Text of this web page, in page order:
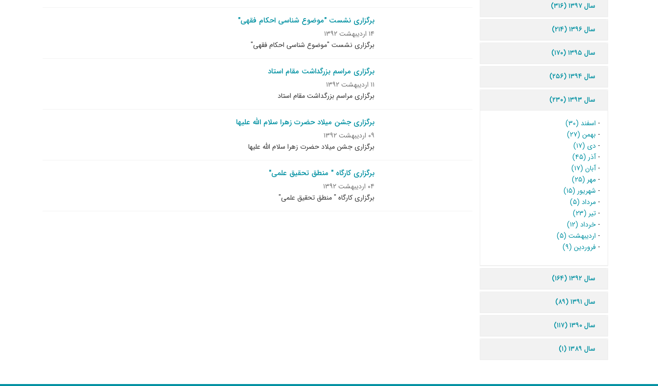
برگزاری نشست "موضوع شناسی احکام فقهی"
۱۴ اردیبهشت ۱۳۹۲
برگزاری نشست "موضوع شناسی احکام فقهی"
برگزاری مراسم بزرگداشت مقام استاد
۱۱ اردیبهشت ۱۳۹۲
برگزاری مراسم بزرگداشت مقام استاد
برگزاری جشن میلاد حضرت زهرا سلام الله علیها
۰۹ اردیبهشت ۱۳۹۲
برگزاری جشن میلاد حضرت زهرا سلام الله علیها
برگزاری کارگاه " منطق تحقیق علمی"
۰۴ اردیبهشت ۱۳۹۲
برگزاری کارگاه " منطق تحقیق علمی"
سال ۱۳۹۷ (۳۱۶)
سال ۱۳۹۶ (۲۱۴)
سال ۱۳۹۵ (۱۷۰)
سال ۱۳۹۴ (۲۵۶)
سال ۱۳۹۳ (۲۳۰)
- اسفند (۳۰)
- بهمن (۲۷)
- دی (۱۷)
-آذر (۴۵)
-آبان (۱۷)
- مهر (۲۵)
- شهریور (۱۵)
- مرداد (۵)
- تیر (۲۳)
- خرداد (۱۲)
- اردیبهشت (۵)
- فروردین (۹)
سال ۱۳۹۲ (۱۶۴)
سال ۱۳۹۱ (۸۹)
سال ۱۳۹۰ (۱۱۷)
سال ۱۳۸۹ (۱)